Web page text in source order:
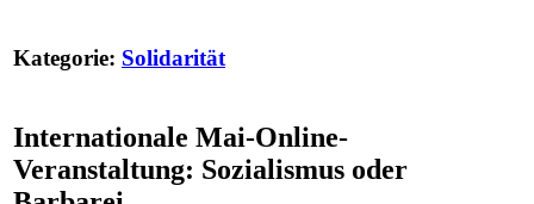
Kategorie: Solidarität
Internationale Mai-Online-
Veranstaltung: Sozialismus oder